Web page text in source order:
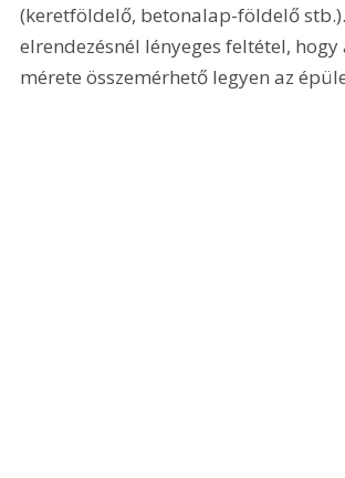
(keretföldelő, betonalap-földelő
elrendezésnél lényeges feltétel,
mérete összemérhető legyen az